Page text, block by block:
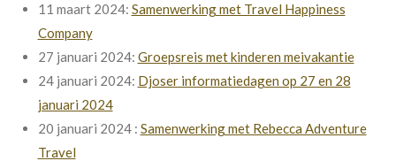
11 maart 2024: Samenwerking met Travel Happiness
Company
27 januari 2024: Groepsreis met kinderen meivakantie
24 januari 2024: Djoser informatiedagen op 27 en 28
januari 2024
20 januari 2024 : Samenwerking met Rebecca Adventure
Travel